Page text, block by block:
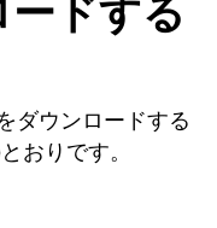
ドする
ダウンロードする
おりです。